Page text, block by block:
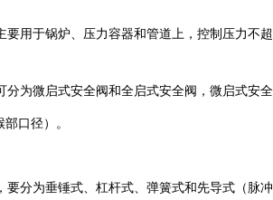
要用于锅炉、压力容器和管道上，控制压力不
分为微启式安全阀和全启式安全阀，微启式安
口径）。
要分为垂锤式、杠杆式、弹簧式和先导式（脉